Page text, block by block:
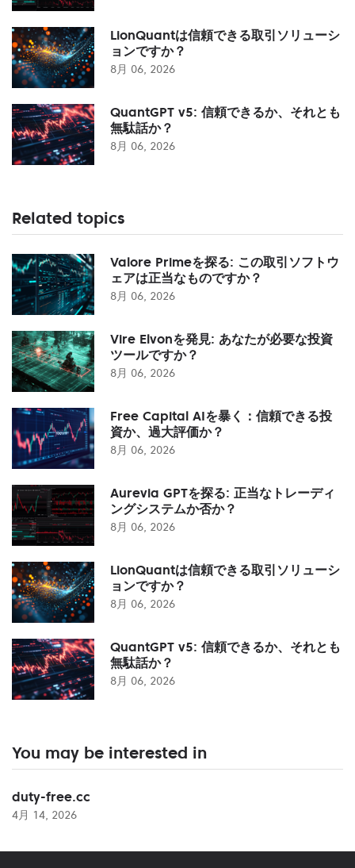
LionQuantは信頼できる取引ソリューシ
ョンですか？
8月 06, 2026
QuantGPT v5: 信頼できるか、それとも
無駄話か？
8月 06, 2026
Related topics
Valore Primeを探る: この取引ソフトウ
ェアは正当なものですか？
8月 06, 2026
Vire Elvonを発見: あなたが必要な投資
ツールですか？
8月 06, 2026
Free Capital AIを暴く：信頼できる投
資か、過大評価か？
8月 06, 2026
Aurevia GPTを探る: 正当なトレーディ
ングシステムか否か？
8月 06, 2026
LionQuantは信頼できる取引ソリューシ
ョンですか？
8月 06, 2026
QuantGPT v5: 信頼できるか、それとも
無駄話か？
8月 06, 2026
You may be interested in
duty-free.cc
4月 14, 2026